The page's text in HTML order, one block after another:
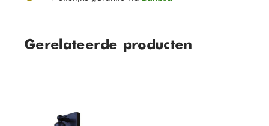
Gerelateerde producten